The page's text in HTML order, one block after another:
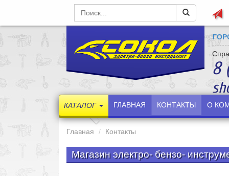
8
КАТАЛОГ ГЛАВНАЯ КОНТАКТЫ О
Главная Контакты
Магазин электро- бензо-